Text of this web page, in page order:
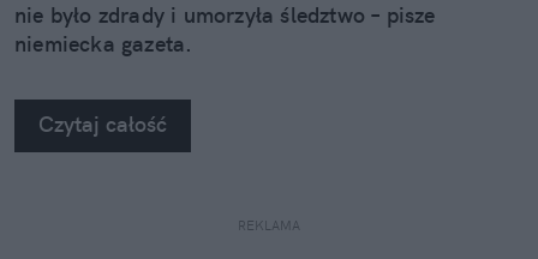
nie było zdrady i umorzyła śledztwo – pisze
niemiecka gazeta.
Czytaj całość
REKLAMA